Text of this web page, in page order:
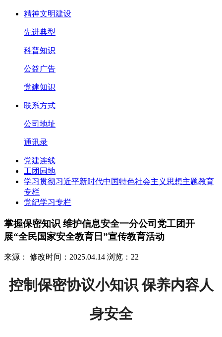
精神文明建设
先进典型
科普知识
公益广告
党建知识
联系方式
公司地址
通讯录
党建连线
工团园地
学习贯彻习近平新时代中国特色社会主义思想主题教育
专栏
党纪学习专栏
掌握保密知识 维护信息安全一分公司党工团开
展“全民国家安全教育日”宣传教育活动
来源： 修改时间：2025.04.14 浏览：22
控制保密协议小知识 保养内容人
身安全